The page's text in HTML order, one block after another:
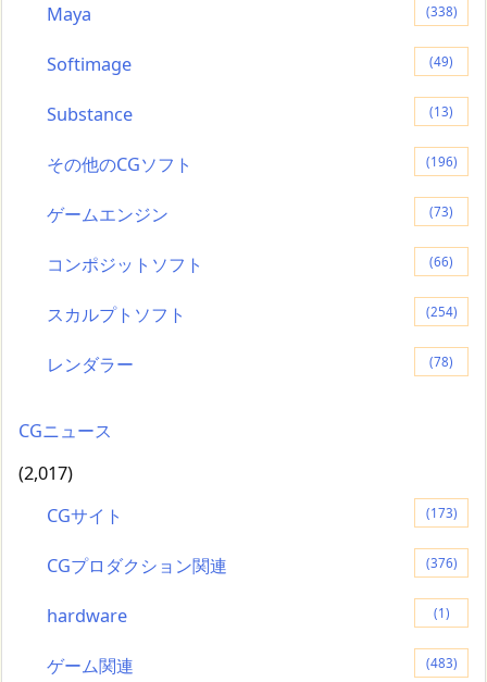
Maya (338)
Softimage (49)
Substance (13)
その他のCGソフト (196)
ゲームエンジン (73)
コンポジットソフト (66)
スカルプトソフト (254)
レンダラー (78)
CGニュース
(2,017)
CGサイト
(173)
CGプロダクション関連 (376)
hardware (1)
ゲーム関連 (483)